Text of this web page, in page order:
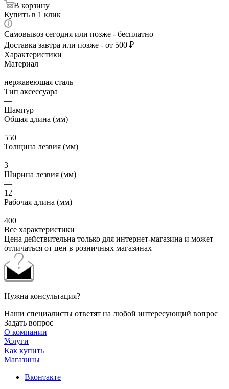
В корзину
Купить в 1 клик
Самовывоз сегодня или позже - бесплатно
Доставка завтра или позже - от 500 ₽
Характеристики
Материал
—
нержавеющая сталь
Тип аксессуара
—
Шампур
Общая длина (мм)
—
550
Толщина лезвия (мм)
—
3
Ширина лезвия (мм)
—
12
Рабочая длина (мм)
—
400
Все характеристики
Цена действительна только для интернет-магазина и может
отличаться от цен в розничных магазинах
Нужна консультация?
Наши специалисты ответят на любой интересующий вопрос
Задать вопрос
О компании
Услуги
Как купить
Магазины
Вконтакте